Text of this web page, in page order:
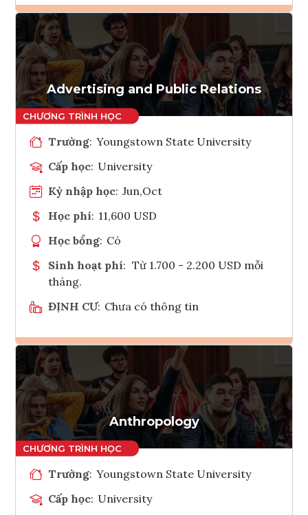
Ghi danh
Tham vấn Interlink
Advertising and Public Relations
Trường: Youngstown State University
Cấp học: University
Kỳ nhập học: Jun,Oct
Học phí: 11,600 USD
Học bổng: Có
Sinh hoạt phí: Từ 1.700 - 2.200 USD mỗi
tháng.
ĐỊNH CƯ: Chưa có thông tin
Ghi danh
Tham vấn Interlink
Anthropology
Trường: Youngstown State University
Cấp học: University